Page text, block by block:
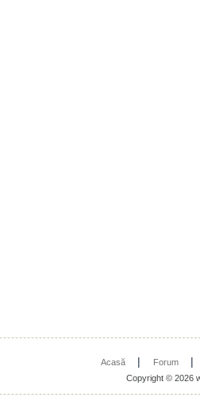
Acasă | Forum
Copyright © 2026